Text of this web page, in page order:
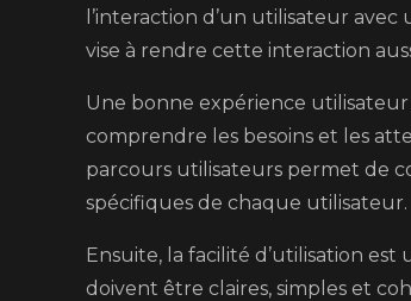
l’interaction d’un utilisateur
vise à rendre cette interaction
Une bonne expérience utilisateur
comprendre les besoins et les
parcours utilisateurs permet de
spécifiques de chaque utilisateur.
Ensuite, la facilité d’utilisation
doivent être claires, simples et